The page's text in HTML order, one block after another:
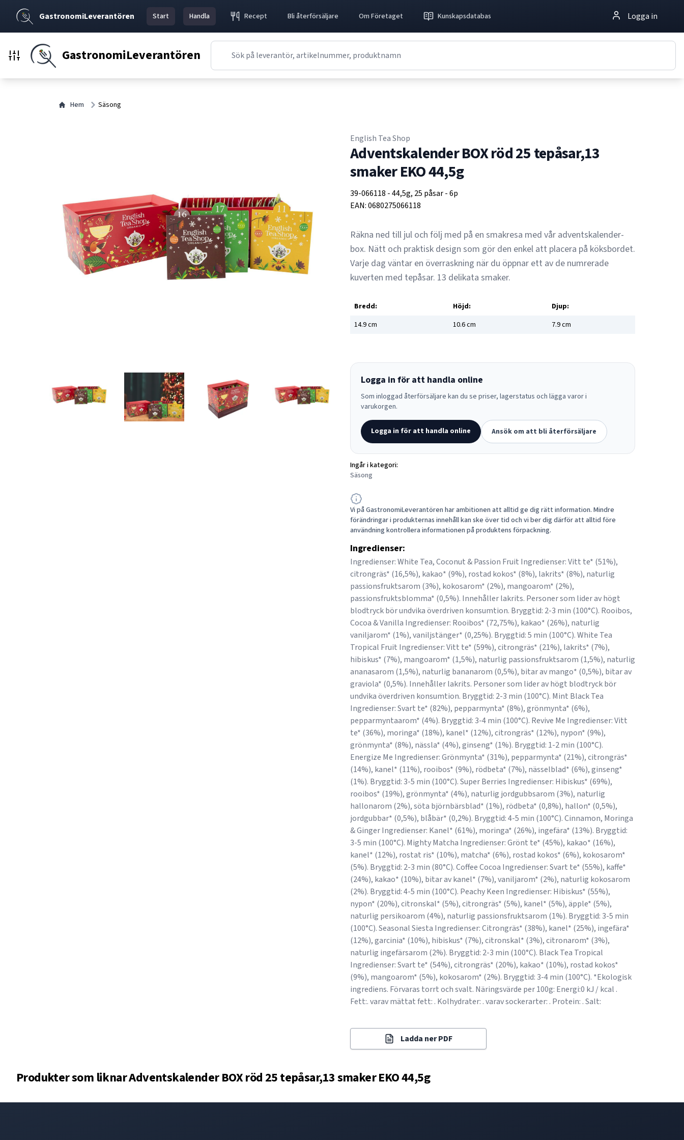
GastronomiLeverantören Start Handla Recept Bli återförsäljare Om Företaget Kunskapsdatabas Logga in
GastronomiLeverantören
Hem Säsong
English Tea Shop
Adventskalender BOX röd 25 tepåsar,13
smaker EKO 44,5g
39-066118 -44,5g, 25 påsar-6p
EAN:0680275066118
Räkna ned till jul och följ med på en smakresa med vår adventskalender-
box. Nätt och praktisk design som gör den enkel att placera på köksbordet.
Varje dag väntar en överraskning när du öppnar ett av de numrerade
kuverten med tepåsar. 13 delikata smaker.
Bredd: Höjd:
Djup:
14.9cm 10.6cm 7.9cm
Logga in för att handla online
Som inloggad återförsäljare kan du se priser, lagerstatus och lägga varor i
varukorgen.
Logga in för att handla online Ansök om att bli återförsäljare
Ingår i kategori:
Säsong
Vi på GastronomiLeverantören har ambitionen att alltid ge dig rätt information. Mindre
förändringar i produkternas innehåll kan ske över tid och vi ber dig därför att alltid före
användning kontrollera informationen på produktens förpackning.
Ingredienser:
Ingredienser: White Tea, Coconut & Passion Fruit Ingredienser: Vitt te* (51%),
citrongräs* (16,5%), kakao* (9%), rostad kokos* (8%), lakrits* (8%), naturlig
passionsfruktsarom (3%), kokosarom* (2%), mangoarom* (2%),
passionsfruktsblomma* (0,5%). Innehåller lakrits. Personer som lider av högt
blodtryck bör undvika överdriven konsumtion. Bryggtid: 2-3 min (100°C). Rooibos,
Cocoa & Vanilla Ingredienser: Rooibos* (72,75%), kakao* (26%), naturlig
vaniljarom* (1%), vaniljstänger* (0,25%). Bryggtid: 5 min (100°C). White Tea
Tropical Fruit Ingredienser: Vitt te* (59%), citrongräs* (21%), lakrits* (7%),
hibiskus* (7%), mangoarom* (1,5%), naturlig passionsfruktsarom (1,5%), naturlig
ananasarom (1,5%), naturlig bananarom (0,5%), bitar av mango* (0,5%), bitar av
graviola* (0,5%). Innehåller lakrits. Personer som lider av högt blodtryck bör
undvika överdriven konsumtion. Bryggtid: 2-3 min (100°C). Mint Black Tea
Ingredienser: Svart te* (82%), pepparmynta* (8%), grönmynta* (6%),
pepparmyntaarom* (4%). Bryggtid: 3-4 min (100°C). Revive Me Ingredienser: Vitt
te* (36%), moringa* (18%), kanel* (12%), citrongräs* (12%), nypon* (9%),
grönmynta* (8%), nässla* (4%), ginseng* (1%). Bryggtid: 1-2 min (100°C).
Energize Me Ingredienser: Grönmynta* (31%), pepparmynta* (21%), citrongräs*
(14%), kanel* (11%), rooibos* (9%), rödbeta* (7%), nässelblad* (6%), ginseng*
(1%). Bryggtid: 3-5 min (100°C). Super Berries Ingredienser: Hibiskus* (69%),
rooibos* (19%), grönmynta* (4%), naturlig jordgubbsarom (3%), naturlig
hallonarom (2%), söta björnbärsblad* (1%), rödbeta* (0,8%), hallon* (0,5%),
jordgubbar* (0,5%), blåbär* (0,2%). Bryggtid: 4-5 min (100°C). Cinnamon, Moringa
& Ginger Ingredienser: Kanel* (61%), moringa* (26%), ingefära* (13%). Bryggtid:
3-5 min (100°C). Mighty Matcha Ingredienser: Grönt te* (45%), kakao* (16%),
kanel* (12%), rostat ris* (10%), matcha* (6%), rostad kokos* (6%), kokosarom*
(5%). Bryggtid: 2-3 min (80°C). Coffee Cocoa Ingredienser: Svart te* (55%), kaffe*
(24%), kakao* (10%), bitar av kanel* (7%), vaniljarom* (2%), naturlig kokosarom
(2%). Bryggtid: 4-5 min (100°C). Peachy Keen Ingredienser: Hibiskus* (55%),
nypon* (20%), citronskal* (5%), citrongräs* (5%), kanel* (5%), äpple* (5%),
naturlig persikoarom (4%), naturlig passionsfruktsarom (1%). Bryggtid: 3-5 min
(100°C). Seasonal Siesta Ingredienser: Citrongräs* (38%), kanel* (25%), ingefära*
(12%), garcinia* (10%), hibiskus* (7%), citronskal* (3%), citronarom* (3%),
naturlig ingefärsarom (2%). Bryggtid: 2-3 min (100°C). Black Tea Tropical
Ingredienser: Svart te* (54%), citrongräs* (20%), kakao* (10%), rostad kokos*
(9%), mangoarom* (5%), kokosarom* (2%). Bryggtid: 3-4 min (100°C). *Ekologisk
ingrediens. Förvaras torrt och svalt. Näringsvärde per 100g: Energi:0 kJ / kcal .
Fett:. varav mättat fett: . Kolhydrater: . varav sockerarter: . Protein: . Salt:
Ladda ner PDF
Produkter som liknarAdventskalender BOX röd 25 tepåsar,13 smaker EKO 44,5g